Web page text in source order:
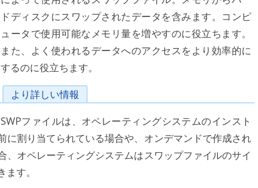
ドディスクにスワップされたデータを含みます。コンピ
ュータで使用可能なメモリ量を増やすのに役立ちます。
また、よく使われるデータへのアクセスをより効率的に
するのに役立ちます。
より詳しい情報
SWPファイルは、オペレーティングシステムのインスト
に割り当てられている場合や、オンデマンドで作成され
オペレーティングシステムはスワップファイルのサイ
す。